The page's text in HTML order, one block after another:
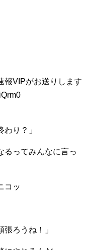
報VIPがお送りします
り？」
るってみんなに言っ
コッ
ろうね！」